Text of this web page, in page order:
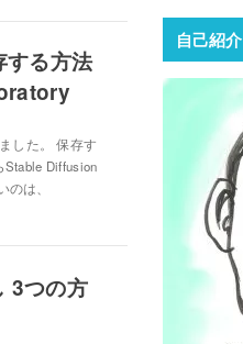
る方法
した。 保存す
Diffusion
は、
3つの方
自己紹介